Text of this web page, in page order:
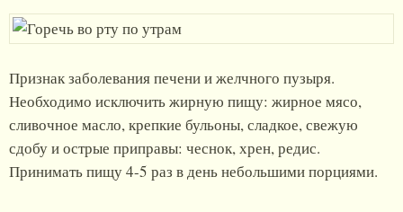
Признак заболевания печени и желчного пузыря.
Необходимо исключить жирную пищу: жирное мясо,
сливочное масло, крепкие бульоны, сладкое, свежую
сдобу и острые приправы: чеснок, хрен, редис.
Принимать пищу 4-5 раз в день небольшими порциями.